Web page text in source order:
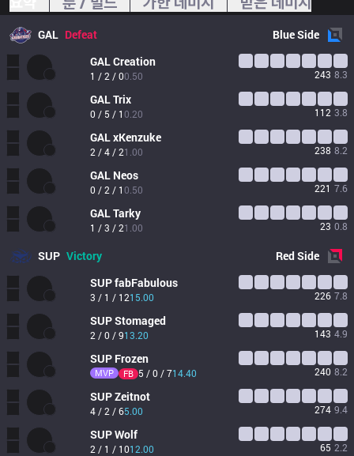
GAL Defeat BlueSide
GALCreation
1 / 2 / 00.50 243 8.3
GALTrix
0 / 5 / 10.20 112 3.8
GALxKenzuke
2 / 4 / 21.00 238 8.2
GAL Neos
0 / 2 / 10.50 221 7.6
GALTarky
1 / 3 / 21.00 23 0.8
SUP Victory RedSide
SUPfabFabulous
3 / 1 / 1215.00 226 7.8
SUPStomaged
2 / 0 / 913.20 143 4.9
SUP Frozen
MVP FB 5 / 0 / 714.40 240 8.2
SUPZeitnot
4 / 2 / 65.00 274 9.4
SUPWolf
2 / 1 / 1012.00 65 2.2